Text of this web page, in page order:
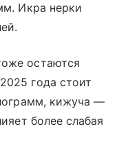
Икра нерки
остаются
года стоит
кижуча —
более слабая